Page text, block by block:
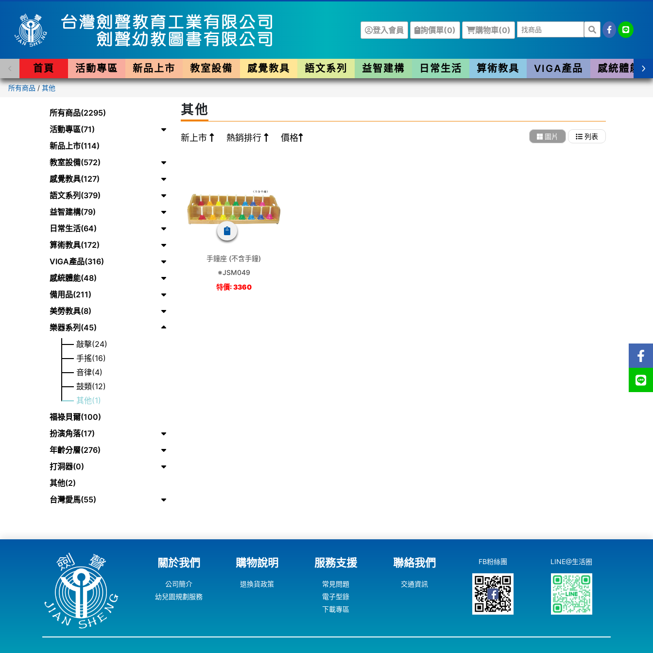
登入會員 詢價單(0) 購物車(0)
首頁 活動專區 新品上市 教室設備 感覺教具 語文系列 益智建構 日常生活 算術教具 VIGA產品 感統體能
所有商品 / 其他
所有商品(2295)
活動專區(71)
新品上市(114)
教室設備(572)
感覺教具(127)
語文系列(379)
益智建構(79)
日常生活(64)
算術教具(172)
VIGA產品(316)
感統體能(48)
備用品(211)
美勞教具(8)
樂器系列(45)
敲擊(24)
手搖(16)
音律(4)
鼓類(12)
其他(1)
福祿貝爾(100)
扮演角落(17)
年齡分層(276)
打洞器(0)
其他(2)
台灣愛馬(55)
其他
新上市 熱銷排行 價格 圖片 列表
手鐘座 (不含手鐘)
※JSM049
特價: 3360
關於我們
公司簡介
幼兒園規劃服務
購物說明
退換貨政策
服務支援
常見問題
電子型錄
下載專區
聯絡我們
交通資訊
FB粉絲團 LINE@生活圈